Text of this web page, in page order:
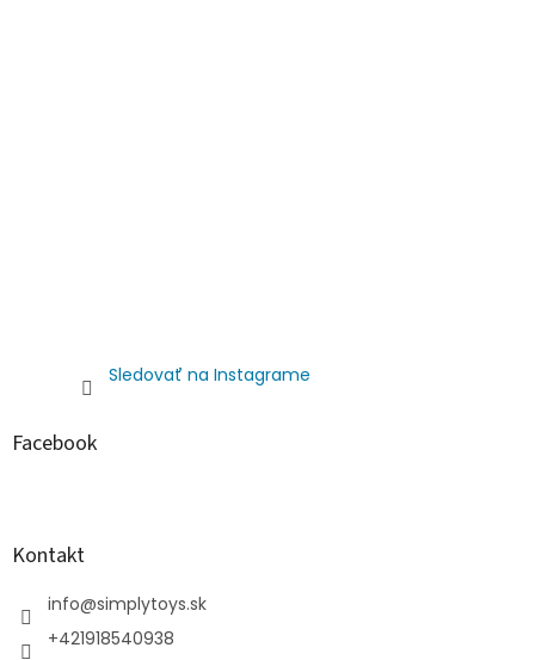
Sledovať na Instagrame
Facebook
Kontakt
info@simplytoys.sk
+421918540938